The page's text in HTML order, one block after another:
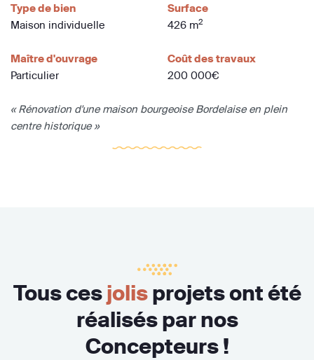
Type de bien
Maison individuelle
Surface
426 m2
Maître d'ouvrage
Particulier
Coût des travaux
200 000€
« Rénovation d'une maison bourgeoise Bordelaise en plein
centre historique »
Tous cesjolisprojets ont été
réalisés par nos
Concepteurs !